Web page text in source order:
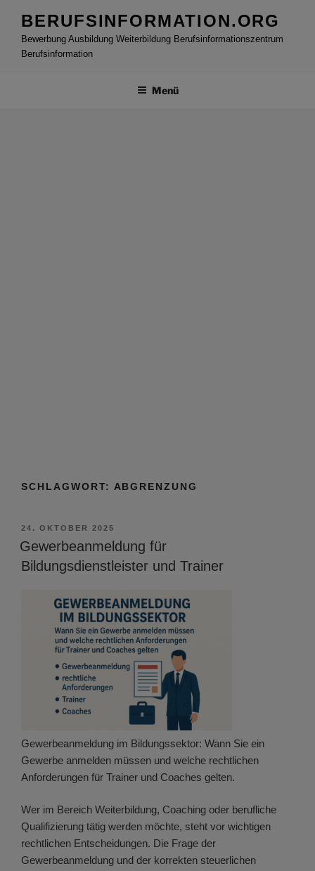
Inhalt
springen
BERUFSINFORMATION.ORG
Bewerbung Ausbildung Weiterbildung Berufsinformationszentrum
Berufsinformation
Menü
SCHLAGWORT: ABGRENZUNG
VERÖFFENTLICHT
AM
24. OKTOBER 2025
Gewerbeanmeldung für
Bildungsdienstleister und Trainer
Gewerbeanmeldung im Bildungssektor: Wann Sie ein
Gewerbe anmelden müssen und welche rechtlichen
Anforderungen für Trainer und Coaches gelten.
Wer im Bereich Weiterbildung, Coaching oder berufliche
Qualifizierung tätig werden möchte, steht vor wichtigen
rechtlichen Entscheidungen. Die Frage der
Gewerbeanmeldung und der korrekten steuerlichen